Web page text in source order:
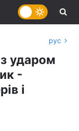
рус
ударом
-
і